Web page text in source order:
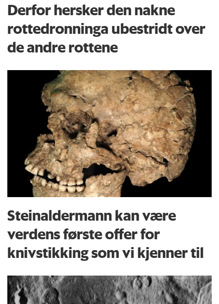
Derfor hersker den nakne
rottedronninga ubestridt over
de andre rottene
Steinaldermann kan være
verdens første offer for
knivstikking som vi kjenner til